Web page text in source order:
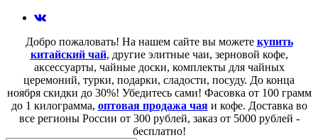
Добро пожаловать! На нашем сайте вы можете купить
китайский чай, другие элитные чаи, зерновой кофе,
аксессуарты, чайные доски, комплекты для чайных
церемоний, турки, подарки, сладости, посуду. До конца
ноября скидки до 30%! Убедитесь сами! Фасовка от 100 грамм
до 1 килограмма, оптовая продажа чаяи кофе. Доставка во
все регионы России от 300 рублей, заказ от 5000 рублей -
бесплатно!